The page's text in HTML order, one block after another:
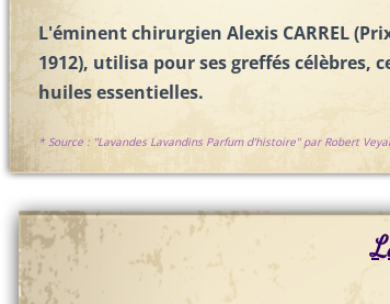
L'éminent chirurgien Alexis CARREL
1912), utilisa pour ses greffés célèbres,
huiles essentielles.
* Source : "Lavandes Lavandins Parfum d'histoire" par Robert